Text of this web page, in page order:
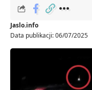
Data publikacji: 06/07/2025
Jaslo.info